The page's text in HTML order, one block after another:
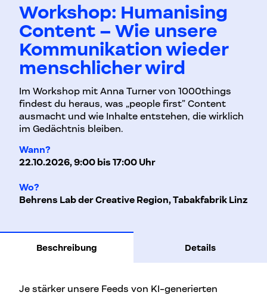
Workshop: Humanising
Content – Wie unsere
Kommunikation wieder
menschlicher wird
Im Workshop mit Anna Turner von 1000things
findest du heraus, was „people first” Content
ausmacht und wie Inhalte entstehen, die wirklich
im Gedächtnis bleiben.
Wann?
22.10.2026, 9:00 bis 17:00 Uhr
Wo?
Behrens Lab der Creative Region, Tabakfabrik Linz
Beschreibung Details
Je stärker unsere Feeds von KI-generierten